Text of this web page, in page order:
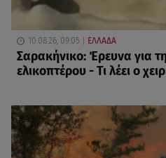
10.08.26, 09:05 ΕΛΛΑΔΑ
Σαρακήνικο: Έρευνα για
ελικοπτέρου - Τι λέει ο